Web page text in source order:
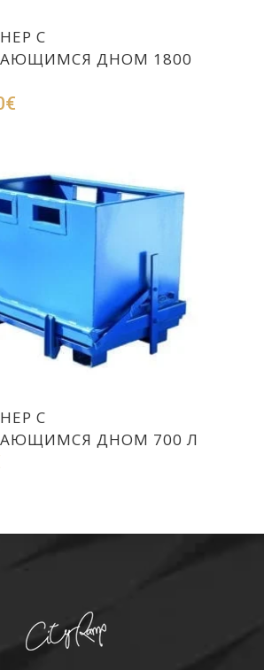
С
ДНОМ 1800
€
С
ДНОМ 700 Л